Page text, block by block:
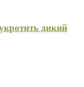
дикий